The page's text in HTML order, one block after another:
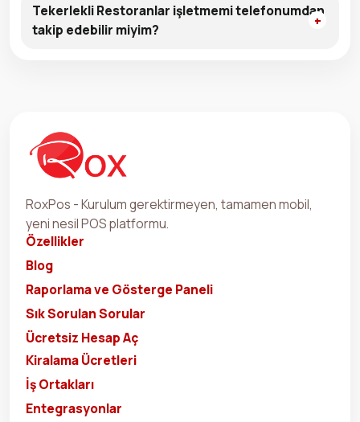
Tekerlekli Restoranlar işletmemi telefonumdan
takip edebilir miyim?
RoxPos - Kurulum gerektirmeyen, tamamen mobil,
yeni nesil POS platformu.
Özellikler
Blog
Raporlama ve Gösterge Paneli
Sık Sorulan Sorular
Ücretsiz Hesap Aç
Kiralama Ücretleri
İş Ortakları
Entegrasyonlar